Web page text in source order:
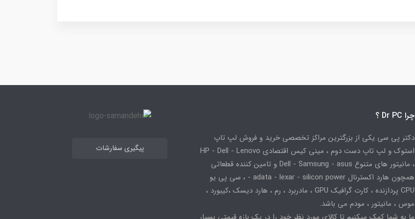
چرا Dr PC ؟
دکتر پی سی یکی از بزرگترین مراکز تخصصی خرید و فروش لپ تاپ
استوک و لپ تاپ دست دوم ، مینی کیس اقتصادی HP - Dell - Lenovo
، مانیتور های متنوع Dell - Samsung - asus و تامین کننده قطعاتی
همچون هارد اکسترنال adata - lexar - silicon power - ، سی پی یو
CPU پردازنده ، کارت گرافیک GPU ، مادربرد ، رم ، هارد دیسک ،کیبورد ،
موس ، مانیتور ، مودم می باشد.
پیگیری سفارشات